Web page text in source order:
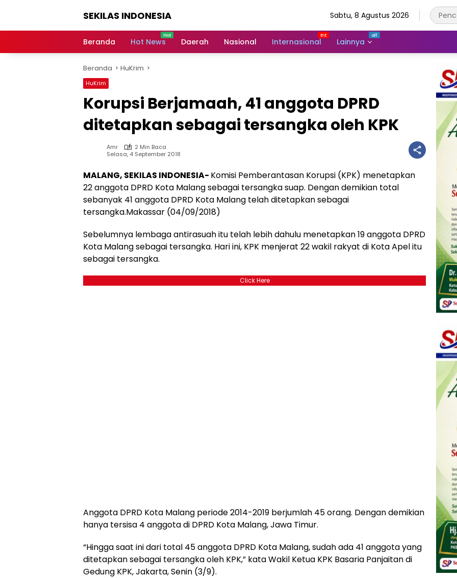
SEKILAS INDONESIA
Terkini,
Latest
World,
Headlines,
News
Sabtu, 8 Agustus 2026
Beranda Hot News Daerah Nasional Internasional Lainnya
Beranda HuKrim
HuKrim
Korupsi Berjamaah, 41 anggota DPRD
ditetapkan sebagai tersangka oleh KPK
Amr
2 Min Baca
Selasa, 4 September 2018
MALANG, SEKILAS INDONESIA- Komisi Pemberantasan Korupsi (KPK) menetapkan
22 anggota DPRD Kota Malang sebagai tersangka suap. Dengan demikian total
sebanyak 41 anggota DPRD Kota Malang telah ditetapkan sebagai
tersangka.Makassar (04/09/2018)
Sebelumnya lembaga antirasuah itu telah lebih dahulu menetapkan 19 anggota DPRD
Kota Malang sebagai tersangka. Hari ini, KPK menjerat 22 wakil rakyat di Kota Apel itu
sebagai tersangka.
Click Here
Anggota DPRD Kota Malang periode 2014-2019 berjumlah 45 orang. Dengan demikian
hanya tersisa 4 anggota di DPRD Kota Malang, Jawa Timur.
“Hingga saat ini dari total 45 anggota DPRD Kota Malang, sudah ada 41 anggota yang
ditetapkan sebagai tersangka oleh KPK,” kata Wakil Ketua KPK Basaria Panjaitan di
Gedung KPK, Jakarta, Senin (3/9).